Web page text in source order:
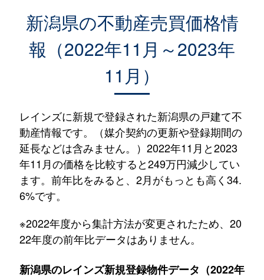
新潟県の不動産売買価格情
報（2022年11月～2023年
11月）
レインズに新規で登録された新潟県の戸建て不
動産情報です。（媒介契約の更新や登録期間の
延長などは含みません。）2022年11月と2023
年11月の価格を比較すると249万円減少してい
ます。前年比をみると、2月がもっとも高く34.
6%です。
※2022年度から集計方法が変更されたため、20
22年度の前年比データはありません。
新潟県のレインズ新規登録物件データ（2022年11